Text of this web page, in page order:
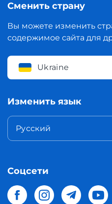
Сменить страну
Вы можете изменить
содержимое сайта для
Ukraine
Изменить язык
Русский
Соцсети